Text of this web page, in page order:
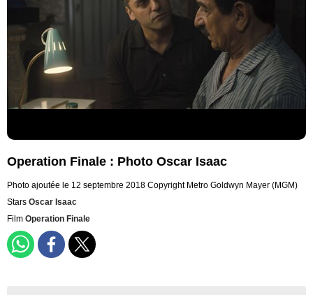
Operation Finale : Photo Oscar Isaac
Photo ajoutée le 12 septembre 2018 Copyright Metro Goldwyn Mayer (MGM)
Stars Oscar Isaac
Film Operation Finale